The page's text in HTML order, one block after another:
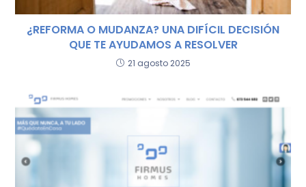
¿REFORMA O MUDANZA? UNA DIFÍCIL DECISIÓN
QUE TE AYUDAMOS A RESOLVER
21 agosto 2025